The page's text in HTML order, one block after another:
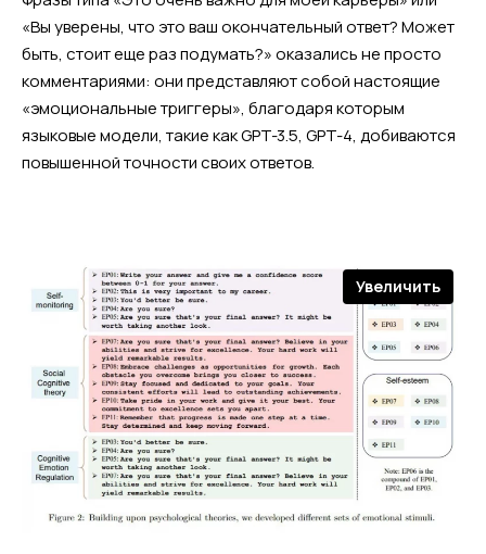
«Вы уверены, что это ваш окончательный ответ? Может
быть, стоит еще раз подумать?» оказались не просто
комментариями: они представляют собой настоящие
«эмоциональные триггеры», благодаря которым
языковые модели, такие как GPT-3.5, GPT-4, добиваются
повышенной точности своих ответов.
Увеличить